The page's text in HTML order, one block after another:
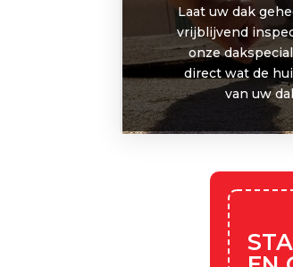
Laat uw dak
vrijblijvend
onze
direct wat de
van uw